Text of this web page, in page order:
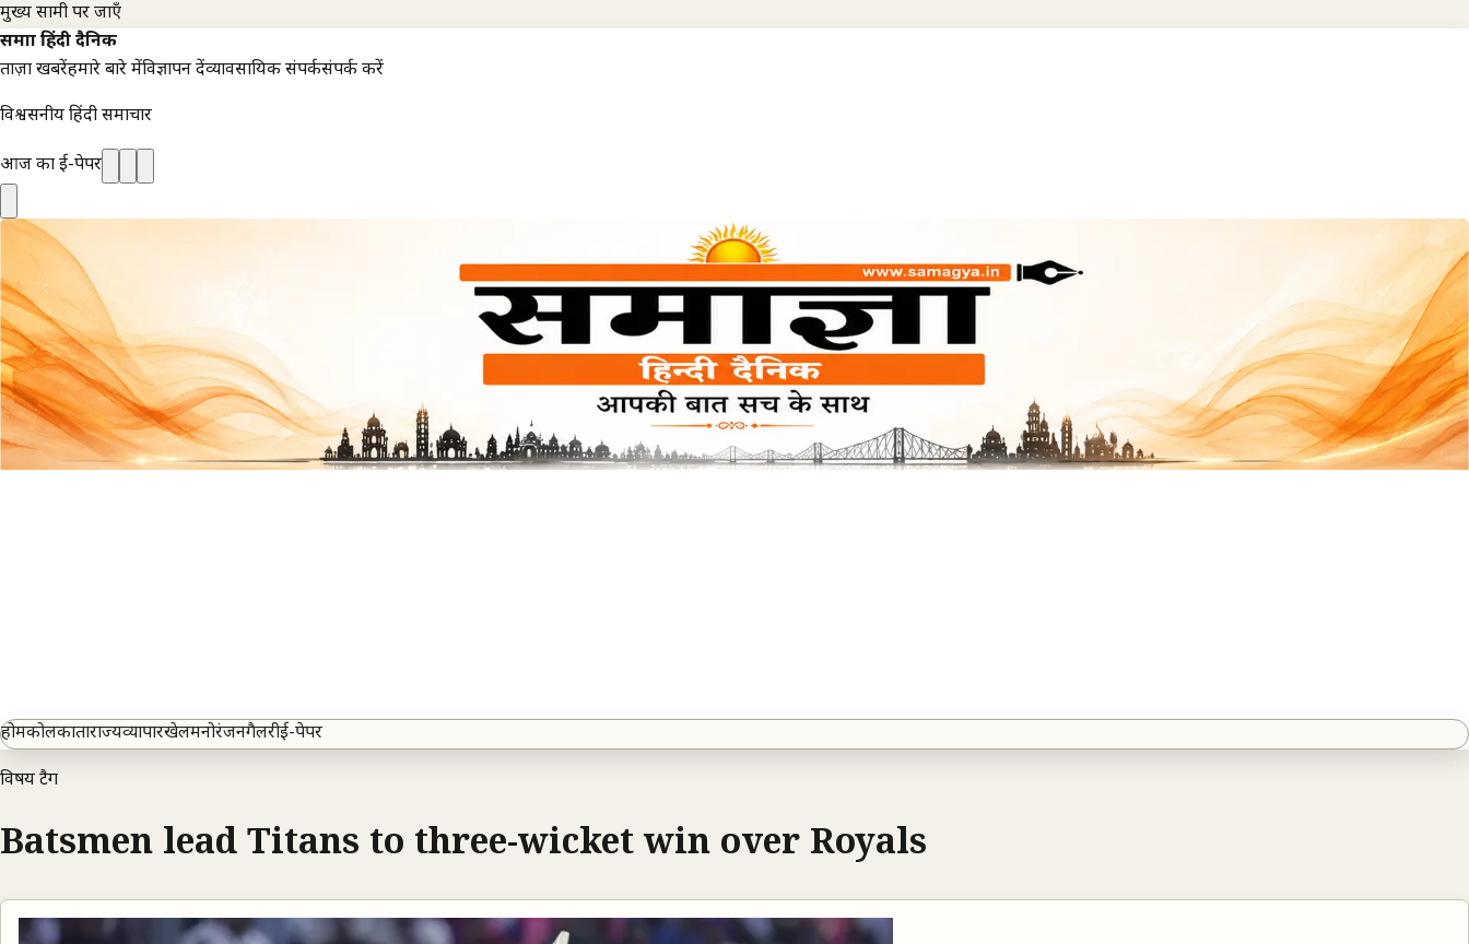
मुख्य सामग्री पर जाएँ
समाज्ञा हिंदी दैनिक
ताज़ा खबरेंहमारे बारे मेंविज्ञापन देंव्यावसायिक संपर्कसंपर्क करें
विश्वसनीय हिंदी समाचार
आज का ई-पेपर
होमकोलकाताराज्यव्यापारखेलमनोरंजनगैलरीई-पेपर
विषय टैग
Batsmen lead Titans to three-wicket win over Royals